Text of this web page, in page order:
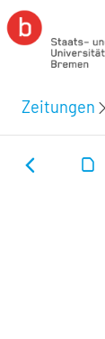
Zeitungen